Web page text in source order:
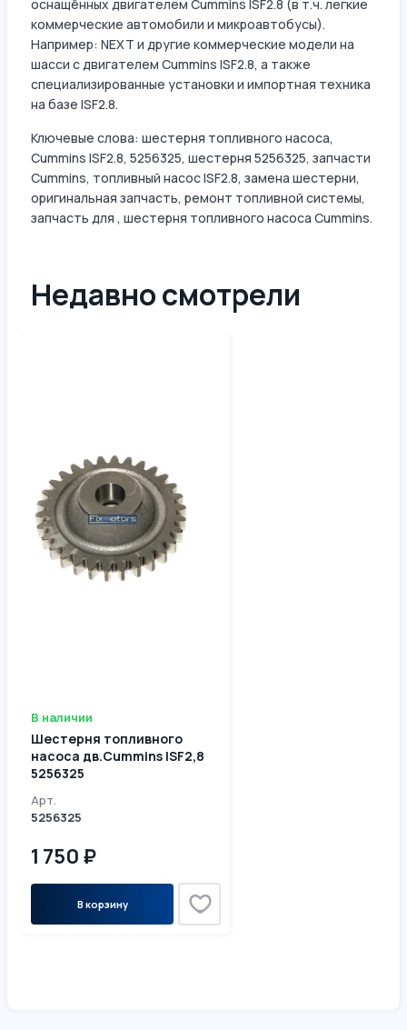
оснащённых двигателем Cummins ISF2.8 (в т.ч. легкие
коммерческие автомобили и микроавтобусы).
Например: NEXT и другие коммерческие модели на
шасси с двигателем Cummins ISF2.8, а также
специализированные установки и импортная техника
на базе ISF2.8.
Ключевые слова: шестерня топливного насоса,
Cummins ISF2.8, 5256325, шестерня 5256325, запчасти
Cummins, топливный насос ISF2.8, замена шестерни,
оригинальная запчасть, ремонт топливной системы,
запчасть для , шестерня топливного насоса Cummins.
Недавно смотрели
В наличии
Шестерня топливного
насоса дв.Cummins ISF2,8
5256325
Арт.
5256325
1 750 ₽
В корзину